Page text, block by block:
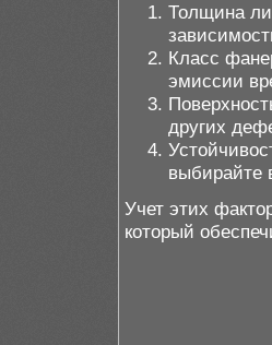
Толщина
Класс
эмиссии
других
выбирайте
Учет этих
который